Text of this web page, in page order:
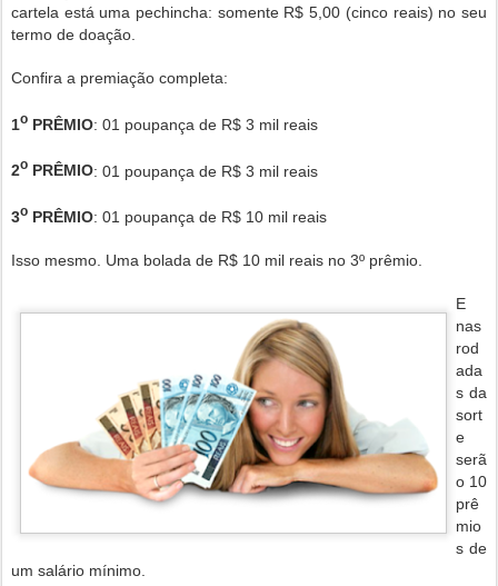
cartela está uma pechincha: somente R$ 5,00 (cinco reais) no seu
termo de doação.
Confira a premiação completa:
1o PRÊMIO: 01 poupança de R$ 3 mil reais
2o PRÊMIO: 01 poupança de R$ 3 mil reais
3o PRÊMIO: 01 poupança de R$ 10 mil reais
Isso mesmo. Uma bolada de R$ 10 mil reais no 3º prêmio.
E
nas
rod
ada
s da
sort
e
serã
o 10
prê
mio
s de
um salário mínimo.